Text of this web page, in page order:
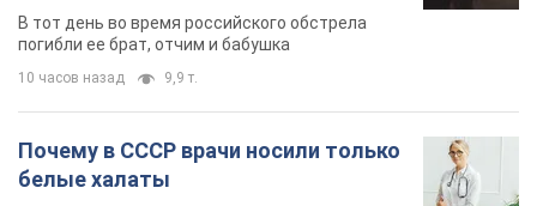
область. Фото
В тот день во время российского обстрела
погибли ее брат, отчим и бабушка
10 часов назад 9,9 т.
Почему в СССР врачи носили только
белые халаты